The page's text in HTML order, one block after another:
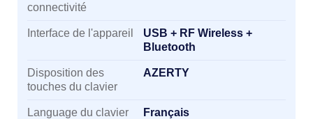
connectivité
Interface de l'appareil
USB + RF Wireless +
Bluetooth
Disposition des
touches du clavier
AZERTY
Language du clavier Français